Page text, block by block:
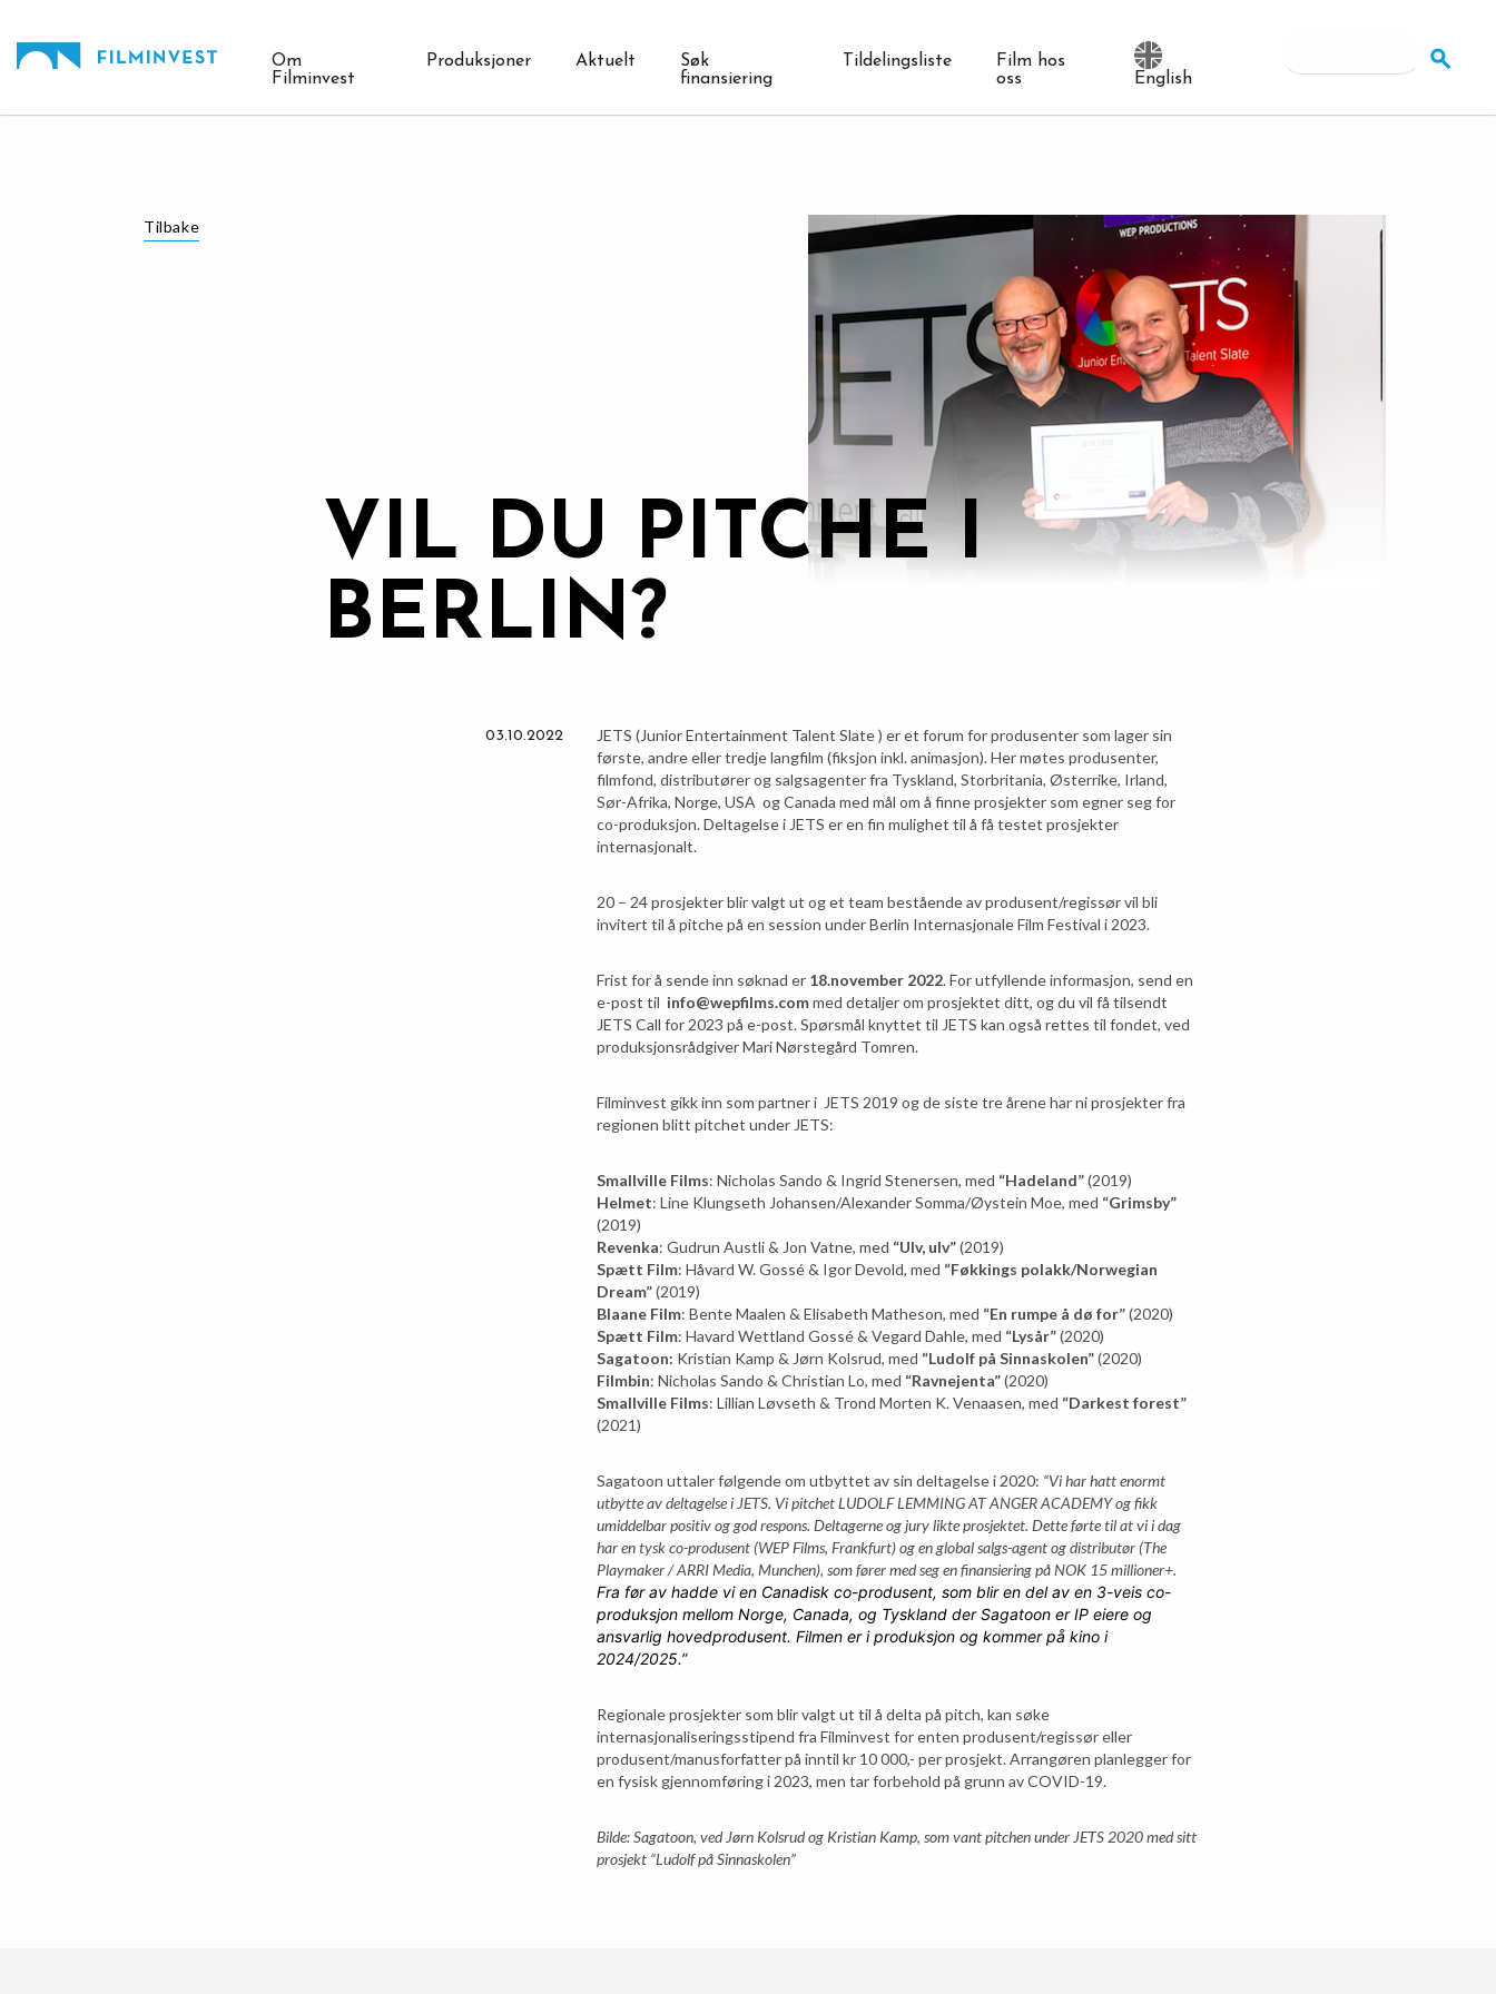
innholdet
Om
Filminvest
Produksjoner Aktuelt
Søk
finansiering
Tildelingsliste
Film hos
oss
English
VIL DU PITCHE I
BERLIN?
03.10.2022
JETS (Junior Entertainment Talent Slate ) er et forum for produsenter som lager sin
første, andre eller tredje langfilm (fiksjon inkl. animasjon). Her møtes produsenter,
filmfond, distributører og salgsagenter fra Tyskland, Storbritania, Østerrike, Irland,
Sør-Afrika, Norge, USA og Canada med mål om å finne prosjekter som egner seg for
co-produksjon. Deltagelse i JETS er en fin mulighet til å få testet prosjekter
internasjonalt.
20 – 24 prosjekter blir valgt ut og et team bestående av produsent/regissør vil bli
invitert til å pitche på en session under Berlin Internasjonale Film Festival i 2023.
Frist for å sende inn søknad er 18.november 2022. For utfyllende informasjon, send en
e-post til info@wepfilms.commed detaljer om prosjektet ditt, og du vil få tilsendt
JETS Call for 2023 på e-post. Spørsmål knyttet til JETS kan også rettes til fondet, ved
produksjonsrådgiver Mari Nørstegård Tomren.
Filminvest gikk inn som partner i JETS 2019 og de siste tre årene har ni prosjekter fra
regionen blitt pitchet under JETS:
Smallville Films: Nicholas Sando & Ingrid Stenersen, med “Hadeland”(2019)
Helmet: Line Klungseth Johansen/Alexander Somma/Øystein Moe, med “Grimsby”
(2019)
Revenka: Gudrun Austli & Jon Vatne, med “Ulv, ulv”(2019)
Spætt Film: Håvard W. Gossé & Igor Devold, med “Føkkings polakk/Norwegian
Dream”(2019)
Blaane Film: Bente Maalen & Elisabeth Matheson, med “En rumpe å dø for”(2020)
Spætt Film: Havard Wettland Gossé & Vegard Dahle, med “Lysår”(2020)
Sagatoon: Kristian Kamp & Jørn Kolsrud, med “Ludolf på Sinnaskolen”(2020)
Filmbin: Nicholas Sando & Christian Lo, med “Ravnejenta”(2020)
Smallville Films: Lillian Løvseth & Trond Morten K. Venaasen, med “Darkest forest”
(2021)
Sagatoon uttaler følgende om utbyttet av sin deltagelse i 2020: “Vi har hatt enormt
utbytte av deltagelse i JETS. Vi pitchet LUDOLF LEMMING AT ANGER ACADEMY og fikk
umiddelbar positiv og god respons. Deltagerne og jury likte prosjektet. Dette førte til at vi i dag
har en tysk co-produsent (WEP Films, Frankfurt) og en global salgs-agent og distributør (The
Playmaker / ARRI Media, Munchen), som fører med seg en finansiering på NOK 15 millioner+.
Fra før av hadde vi en Canadisk co-produsent, som blir en del av en 3-veis co-
produksjon mellom Norge, Canada, og Tyskland der Sagatoon er IP eiere og
ansvarlig hovedprodusent.Filmen er i produksjon og kommer på kino i
2024/2025.”
Regionale prosjekter som blir valgt ut til å delta på pitch, kan søke
internasjonaliseringsstipend fra Filminvest for enten produsent/regissør eller
produsent/manusforfatter på inntil kr 10 000,- per prosjekt. Arrangøren planlegger for
en fysisk gjennomføring i 2023, men tar forbehold på grunn av COVID-19.
Bilde: Sagatoon, ved Jørn Kolsrud og Kristian Kamp, som vant pitchen under JETS 2020 med sitt
prosjekt “Ludolf på Sinnaskolen”
Tilbake